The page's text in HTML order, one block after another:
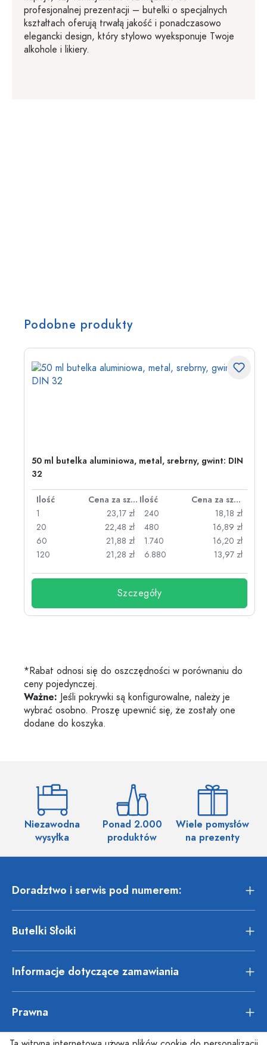
profesjonalnej prezentacji – butelki o specjalnych
kształtach oferują trwałą jakość i ponadczasowo
elegancki design, który stylowo wyeksponuje Twoje
alkohole i likiery.
Podobne produkty
50 ml butelka aluminiowa, metal, srebrny, gwint: DIN
32
Ilość Cena za sztukę Ilość
Cena za sztukę
1
23,17 zł
20
22,48 zł
60
21,88 zł
120
21,28 zł
240
18,18 zł
480
16,89 zł
1.740
16,20 zł
6.880
13,97 zł
Szczegóły
*Rabat odnosi się do oszczędności w porównaniu do
ceny pojedynczej.
Ważne: Jeśli pokrywki są konfigurowalne, należy je
wybrać osobno. Proszę upewnić się, że zostały one
dodane do koszyka.
Niezawodna
wysyłka
Ponad 2.000
produktów
Wiele pomysłów
na prezenty
Doradztwo i serwis pod numerem:
Butelki Słoiki
Informacje dotyczące zamawiania
Prawna